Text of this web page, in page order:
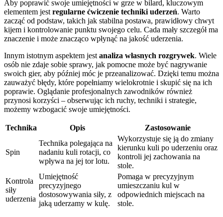
Aby poprawić swoje umiejętności w grze w bilard, kluczowym
elementem jest regularne ćwiczenie techniki uderzeń. Warto
zacząć od podstaw, takich jak stabilna postawa, prawidłowy chwyt
kijem i kontrolowanie punktu swojego celu. Cada mały szczegół ma
znaczenie i może znacząco wpłynąć na jakość uderzenia.
Innym istotnym aspektem jest analiza własnych rozgrywek. Wiele
osób nie zdaje sobie sprawy, jak pomocne może być nagrywanie
swoich gier, aby później móc je przeanalizować. Dzięki temu można
zauważyć błędy, które popełniamy wielokrotnie i skupić się na ich
poprawie. Oglądanie profesjonalnych zawodników również
przynosi korzyści – obserwując ich ruchy, techniki i strategie,
możemy wzbogacić swoje umiejętności.
Technika Opis Zastosowanie
Spin
Technika polegająca na
nadaniu kuli rotacji, co
wpływa na jej tor lotu.
Wykorzystuje się ją do zmiany
kierunku kuli po uderzeniu oraz
kontroli jej zachowania na
stole.
Kontrola
siły
uderzenia
Umiejętność
precyzyjnego
dostosowywania siły, z
jaką uderzamy w kulę.
Pomaga w precyzyjnym
umieszczaniu kul w
odpowiednich miejscach na
stole.